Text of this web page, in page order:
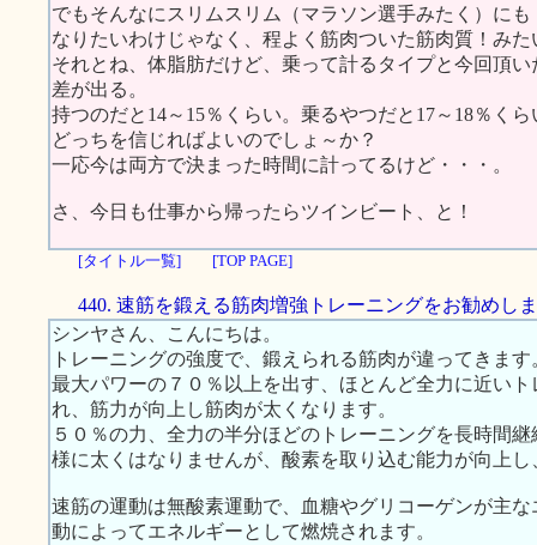
でもそんなにスリムスリム（マラソン選手みたく）にも
なりたいわけじゃなく、程よく筋肉ついた筋肉質！み
それとね、体脂肪だけど、乗って計るタイプと今回頂
差が出る。
持つのだと14～15％くらい。乗るやつだと17～18％くら
どっちを信じればよいのでしょ～か？
一応今は両方で決まった時間に計ってるけど・・・。
さ、今日も仕事から帰ったらツインビート、と！
[タイトル一覧] [TOP PAGE]
440. 速筋を鍛える筋肉増強トレーニングをお勧めし
シンヤさん、こんにちは。
トレーニングの強度で、鍛えられる筋肉が違ってきます
最大パワーの７０％以上を出す、ほとんど全力に近い
れ、筋力が向上し筋肉が太くなります。
５０％の力、全力の半分ほどのトレーニングを長時間
様に太くはなりませんが、酸素を取り込む能力が向上
速筋の運動は無酸素運動で、血糖やグリコーゲンが主
動によってエネルギーとして燃焼されます。